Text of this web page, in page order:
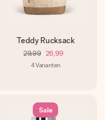
Teddy Rucksack
29,99 26,99
4Varianten
Sale